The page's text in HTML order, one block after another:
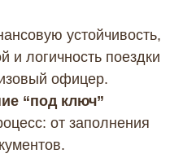
устойчивость,
и логичность поездки
офицер.
“под ключ”
от заполнения